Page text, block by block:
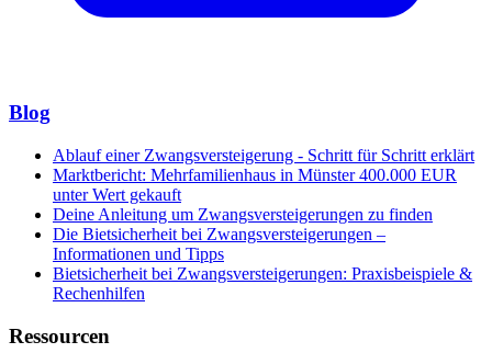
Blog
Ablauf einer Zwangsversteigerung - Schritt für Schritt erklärt
Marktbericht: Mehrfamilienhaus in Münster 400.000 EUR
unter Wert gekauft
Deine Anleitung um Zwangsversteigerungen zu finden
Die Bietsicherheit bei Zwangsversteigerungen –
Informationen und Tipps
Bietsicherheit bei Zwangsversteigerungen: Praxisbeispiele &
Rechenhilfen
Ressourcen